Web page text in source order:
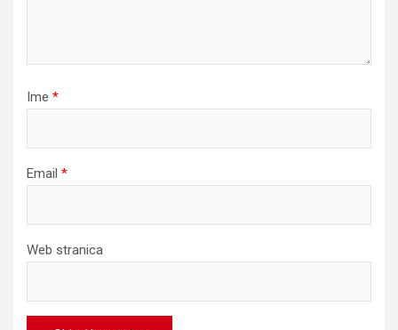
Ime *
Email *
Web stranica